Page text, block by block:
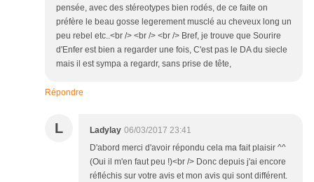
pensée, avec des stéreotypes bien rodés, de ce faite on
préfère le beau gosse legerement musclé au cheveux long un
peu rebel etc..<br /> <br /> <br /> Bref, je trouve que Sourire
d'Enfer est bien a regarder une fois, C'est pas le DA du siecle
mais il est sympa a regardr, sans prise de tête,
Répondre
L Ladylay 06/03/2017 23:41
D'abord merci d'avoir répondu cela ma fait plaisir ^^
(Oui il m'en faut peu !)<br /> Donc depuis j'ai encore
réfléchis sur votre avis et mon avis qui sont différent.